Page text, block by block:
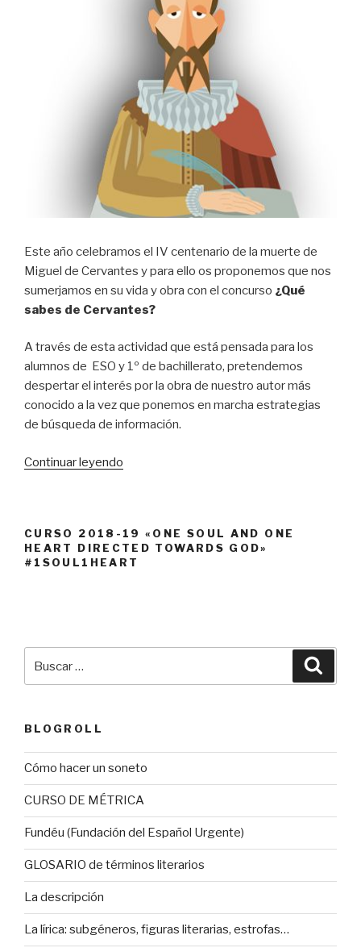
Este año celebramos el IV centenario de la muerte de
Miguel de Cervantes y para ello os proponemos que nos
sumerjamos en su vida y obra con el concurso ¿Qué
sabes de Cervantes?
A través de esta actividad que está pensada para los
alumnos de ESO y 1º de bachillerato, pretendemos
despertar el interés por la obra de nuestro autor más
conocido a la vez que ponemos en marcha estrategias
de búsqueda de información.
Continuar leyendo
CURSO 2018-19 «ONE SOUL AND ONE
HEART DIRECTED TOWARDS GOD»
#1SOUL1HEART
por:
BLOGROLL
Cómo hacer un soneto
CURSO DE MÉTRICA
Fundéu (Fundación del Español Urgente)
GLOSARIO de términos literarios
La descripción
La lírica: subgéneros, figuras literarias, estrofas…